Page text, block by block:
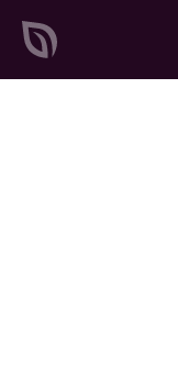
SeedProd
Créez